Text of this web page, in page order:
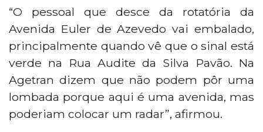
“O pessoal que desce da rotatória da
Avenida Euler de Azevedo vai embalado,
principalmente quando vê que o sinal está
verde na Rua Audite da Silva Pavão. Na
Agetran dizem que não podem pôr uma
lombada porque aqui é uma avenida, mas
poderiam colocar um radar”, afirmou.